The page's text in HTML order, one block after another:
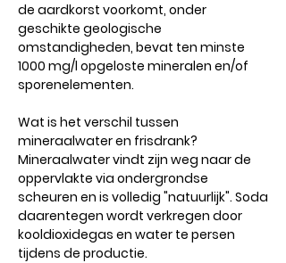
de aardkorst voorkomt, onder
geschikte geologische
omstandigheden, bevat ten minste
1000 mg/l opgeloste mineralen en/of
sporenelementen.
Wat is het verschil tussen
mineraalwater en frisdrank?
Mineraalwater vindt zijn weg naar de
oppervlakte via ondergrondse
scheuren en is volledig "natuurlijk". Soda
daarentegen wordt verkregen door
kooldioxidegas en water te persen
tijdens de productie.